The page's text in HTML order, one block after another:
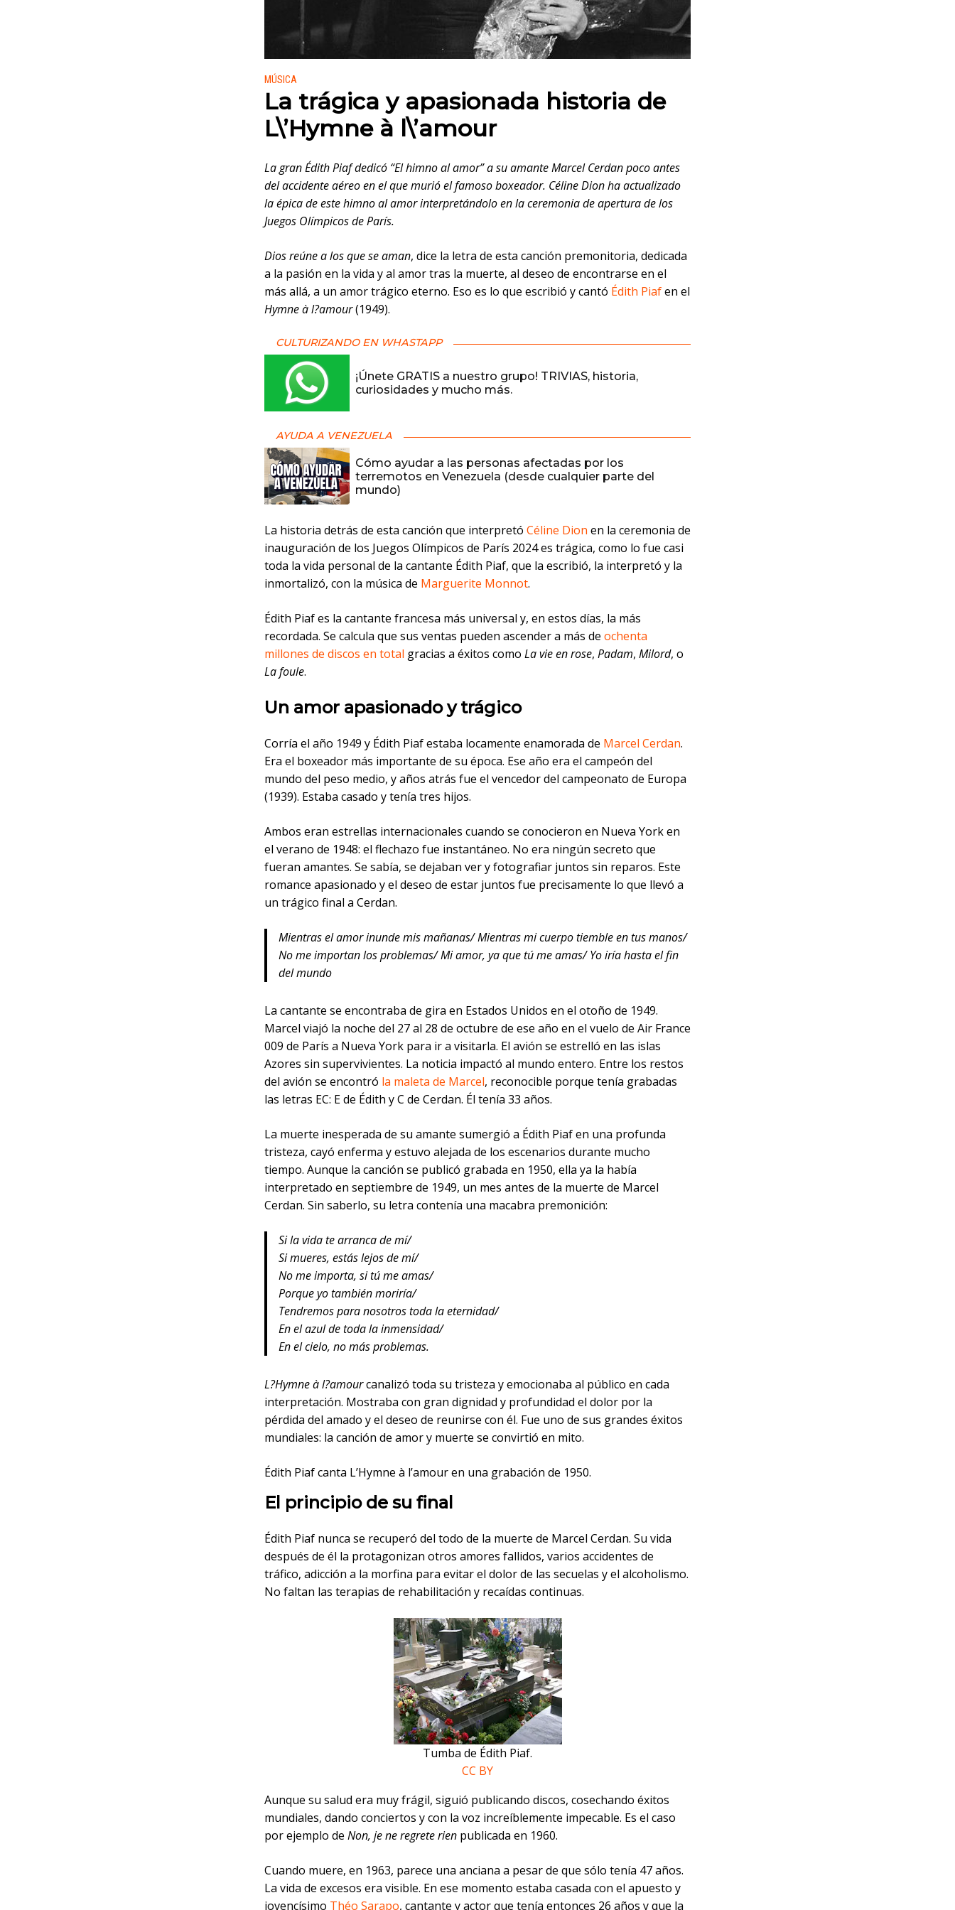
Publicado en:
MÚSICA
La trágica y apasionada historia de
L\’Hymne à l\’amour
La gran Édith Piaf dedicó “El himno al amor” a su amante Marcel Cerdan poco antes
del accidente aéreo en el que murió el famoso boxeador. Céline Dion ha actualizado
la épica de este himno al amor interpretándolo en la ceremonia de apertura de los
Juegos Olímpicos de París.
Dios reúne a los que se aman, dice la letra de esta canción premonitoria, dedicada
a la pasión en la vida y al amor tras la muerte, al deseo de encontrarse en el
más allá, a un amor trágico eterno. Eso es lo que escribió y cantó Édith Piafen el
Hymne à l?amour(1949).
CULTURIZANDO EN WHASTAPP
¡Únete GRATIS a nuestro grupo! TRIVIAS, historia,
curiosidades y mucho más.
AYUDA A VENEZUELA
Cómo ayudar a las personas afectadas por los
terremotos en Venezuela (desde cualquier parte del
mundo)
La historia detrás de esta canción que interpretó Céline Dion en la ceremonia de
inauguración de los Juegos Olímpicos de París 2024 es trágica, como lo fue casi
toda la vida personal de la cantante Édith Piaf, que la escribió, la interpretó y la
inmortalizó, con la música de Marguerite Monnot.
Édith Piaf es la cantante francesa más universal y, en estos días, la más
recordada. Se calcula que sus ventas pueden ascender a más de ochenta
millones de discos en total gracias a éxitos como La vie en rose, Padam, Milord, o
La foule.
Un amor apasionado y trágico
Corría el año 1949 y Édith Piaf estaba locamente enamorada de Marcel Cerdan.
Era el boxeador más importante de su época. Ese año era el campeón del
mundo del peso medio, y años atrás fue el vencedor del campeonato de Europa
(1939). Estaba casado y tenía tres hijos.
Ambos eran estrellas internacionales cuando se conocieron en Nueva York en
el verano de 1948: el flechazo fue instantáneo. No era ningún secreto que
fueran amantes. Se sabía, se dejaban ver y fotografiar juntos sin reparos. Este
romance apasionado y el deseo de estar juntos fue precisamente lo que llevó a
un trágico final a Cerdan.
Mientras el amor inunde mis mañanas/ Mientras mi cuerpo tiemble en tus manos/
No me importan los problemas/ Mi amor, ya que tú me amas/ Yo iría hasta el fin
del mundo
La cantante se encontraba de gira en Estados Unidos en el otoño de 1949.
Marcel viajó la noche del 27 al 28 de octubre de ese año en el vuelo de Air France
009 de París a Nueva York para ir a visitarla. El avión se estrelló en las islas
Azores sin supervivientes. La noticia impactó al mundo entero. Entre los restos
del avión se encontró la maleta de Marcel, reconocible porque tenía grabadas
las letras EC: E de Édith y C de Cerdan. Él tenía 33 años.
La muerte inesperada de su amante sumergió a Édith Piaf en una profunda
tristeza, cayó enferma y estuvo alejada de los escenarios durante mucho
tiempo. Aunque la canción se publicó grabada en 1950, ella ya la había
interpretado en septiembre de 1949, un mes antes de la muerte de Marcel
Cerdan. Sin saberlo, su letra contenía una macabra premonición:
Si la vida te arranca de mí/
Si mueres, estás lejos de mí/
No me importa, si tú me amas/
Porque yo también moriría/
Tendremos para nosotros toda la eternidad/
En el azul de toda la inmensidad/
En el cielo, no más problemas.
L?Hymne à l?amourcanalizó toda su tristeza y emocionaba al público en cada
interpretación. Mostraba con gran dignidad y profundidad el dolor por la
pérdida del amado y el deseo de reunirse con él. Fue uno de sus grandes éxitos
mundiales: la canción de amor y muerte se convirtió en mito.
Édith Piaf canta L’Hymne à l’amour en una grabación de 1950.
El principio de su final
Édith Piaf nunca se recuperó del todo de la muerte de Marcel Cerdan. Su vida
después de él la protagonizan otros amores fallidos, varios accidentes de
tráfico, adicción a la morfina para evitar el dolor de las secuelas y el alcoholismo.
No faltan las terapias de rehabilitación y recaídas continuas.
Tumba de Édith Piaf.
CC BY
Aunque su salud era muy frágil, siguió publicando discos, cosechando éxitos
mundiales, dando conciertos y con la voz increíblemente impecable. Es el caso
por ejemplo de Non, je ne regrete rien publicada en 1960.
Cuando muere, en 1963, parece una anciana a pesar de que sólo tenía 47 años.
La vida de excesos era visible. En ese momento estaba casada con el apuesto y
jovencísimo Théo Sarapo, cantante y actor que tenía entonces 26 años y que la